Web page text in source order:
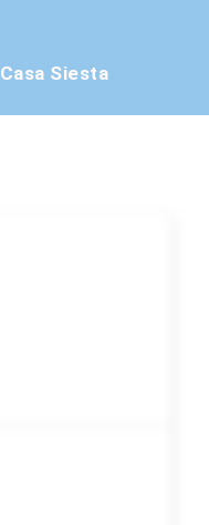
Casa Siesta